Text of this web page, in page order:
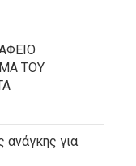
ΤΟΥ
για